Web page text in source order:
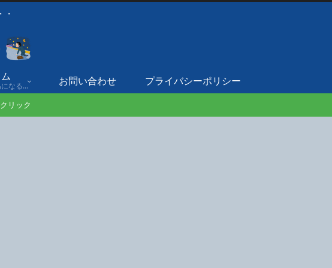
・
管理人の経験から、為になる話や自身の経験談を発信。
お問い合わせ プライバシーポリシー
リック